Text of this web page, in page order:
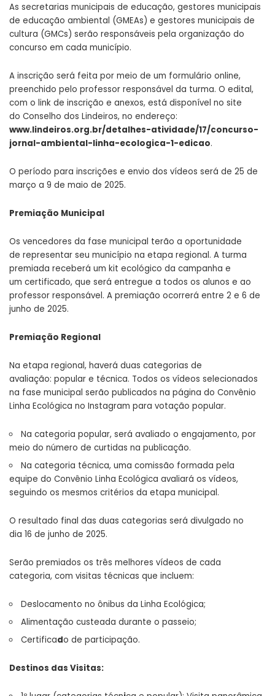
As secretarias municipais de educação, gestores municipais
de educação ambiental (GMEAs) e gestores municipais de
cultura (GMCs) serão responsáveis pela organização do
concurso em cada município.
A inscrição será feita por meio de um formulário online,
preenchido pelo professor responsável da turma. O edital,
com o link de inscrição e anexos, está disponível no site
do Conselho dos Lindeiros, no endereço:
www.lindeiros.org.br/detalhes-atividade/17/concurso-
jornal-ambiental-linha-ecologica-1-edicao.
O período para inscrições e envio dos vídeos será de 25 de
março a 9 de maio de 2025.
Premiação Municipal
Os vencedores da fase municipal terão a oportunidade
de representar seu município na etapa regional. A turma
premiada receberá um kit ecológico da campanha e
um certificado, que será entregue a todos os alunos e ao
professor responsável. A premiação ocorrerá entre 2 e 6 de
junho de 2025.
Premiação Regional
Na etapa regional, haverá duas categorias de
avaliação: popular e técnica. Todos os vídeos selecionados
na fase municipal serão publicados na página do Convênio
Linha Ecológica no Instagram para votação popular.
Na categoria popular, será avaliado o engajamento, por
meio do número de curtidas na publicação.
Na categoria técnica, uma comissão formada pela
equipe do Convênio Linha Ecológica avaliará os vídeos,
seguindo os mesmos critérios da etapa municipal.
O resultado final das duas categorias será divulgado no
dia 16 de junho de 2025.
Serão premiados os três melhores vídeos de cada
categoria, com visitas técnicas que incluem:
Deslocamento no ônibus da Linha Ecológica;
Alimentação custeada durante o passeio;
Certificado de participação.
Destinos das Visitas: